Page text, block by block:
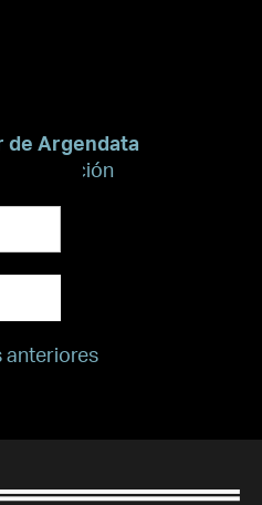
de Argendata
información
anteriores